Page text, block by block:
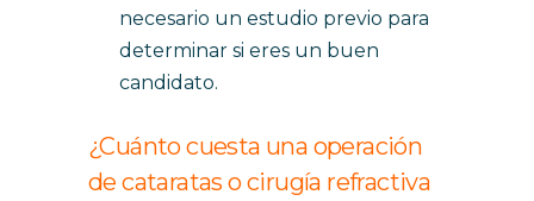
necesario un estudio previo para
determinar si eres un buen
candidato.
¿Cuánto cuesta una operación
de cataratas o cirugía refractiva